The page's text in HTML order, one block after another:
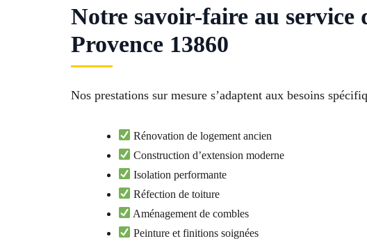
Notre savoir-faire au service
Provence 13860
Nos prestations sur mesure s’adaptent aux besoins
Rénovation de logement ancien
Construction d’extension moderne
Isolation performante
Réfection de toiture
Aménagement de combles
Peinture et finitions soignées